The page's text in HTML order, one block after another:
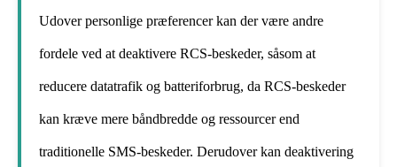
Udover personlige præferencer kan der være andre
fordele ved at deaktivere RCS-beskeder, såsom at
reducere datatrafik og batteriforbrug, da RCS-beskeder
kan kræve mere båndbredde og ressourcer end
traditionelle SMS-beskeder. Derudover kan deaktivering